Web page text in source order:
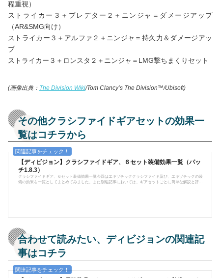
程重視）
ストライカー３＋プレデター２＋ニンジャ＝ダメージアップ
（AR&SMG向け）
ストライカー３＋アルファ２＋ニンジャ＝持久力＆ダメージアッ
プ
ストライカー３＋ロンスタ２＋ニンジャ＝LMG撃ちまくりセット
(画像出典： The Division Wiki/Tom Clancy’s The Division™/Ubisoft)
その他クラシファイドギアセットの効果一
覧はコチラから
【ディビジョン】クラシファイドギア、６セット装備効果一覧（パッ
チ1.8.3）
クラシファイドギア、６セット装備効果一覧今回はエキゾチッククラシファイド及び、エキゾチックの装
備の効果を一覧としてまとめてみました。また別途記事においては、ギアセットごとに簡単な解説と評
合わせて読みたい、ディビジョンの関連記
事はコチラ